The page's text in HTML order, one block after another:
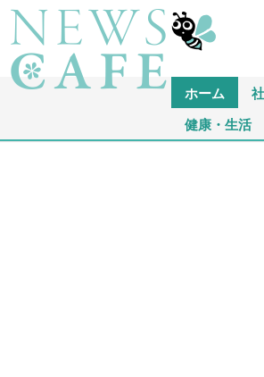
ホーム
健康・生活